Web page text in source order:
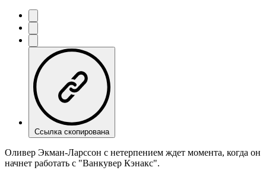
Ссылка скопирована
Оливер Экман-Ларссон с нетерпением ждет момента, когда он
начнет работать с "Ванкувер Кэнакс".